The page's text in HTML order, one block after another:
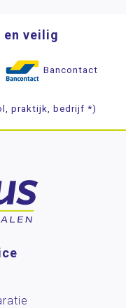
veilig
Bancontact
praktijk, bedrijf *)